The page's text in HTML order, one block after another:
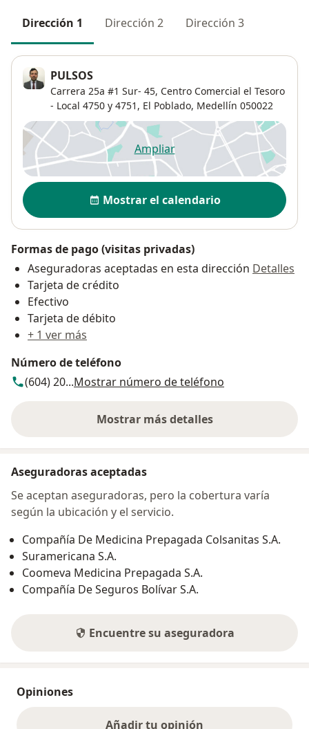
Dirección 1 Dirección 2 Dirección 3
PULSOS
Carrera 25a #1 Sur- 45, Centro Comercial el Tesoro
- Local 4750 y 4751, El Poblado, Medellín 050022
Ampliarse abre en una nueva
Disponibilidad
Mostrar el calendario
Formas de pago (visitas privadas)
Aseguradoras aceptadas en esta dirección Detalles
Tarjeta de crédito
Efectivo
Tarjeta de débito
+ 1 ver más
Número de teléfono
(604) 20...Mostrar número de teléfono
Mostrar más detalles
sobre la dirección
Aseguradoras aceptadas
Se aceptan aseguradoras, pero la cobertura varía
según la ubicación y el servicio.
Compañía De Medicina Prepagada Colsanitas S.A.
Suramericana S.A.
Coomeva Medicina Prepagada S.A.
Compañía De Seguros Bolívar S.A.
Encuentre su aseguradora
Opiniones
Añadir tu opinión